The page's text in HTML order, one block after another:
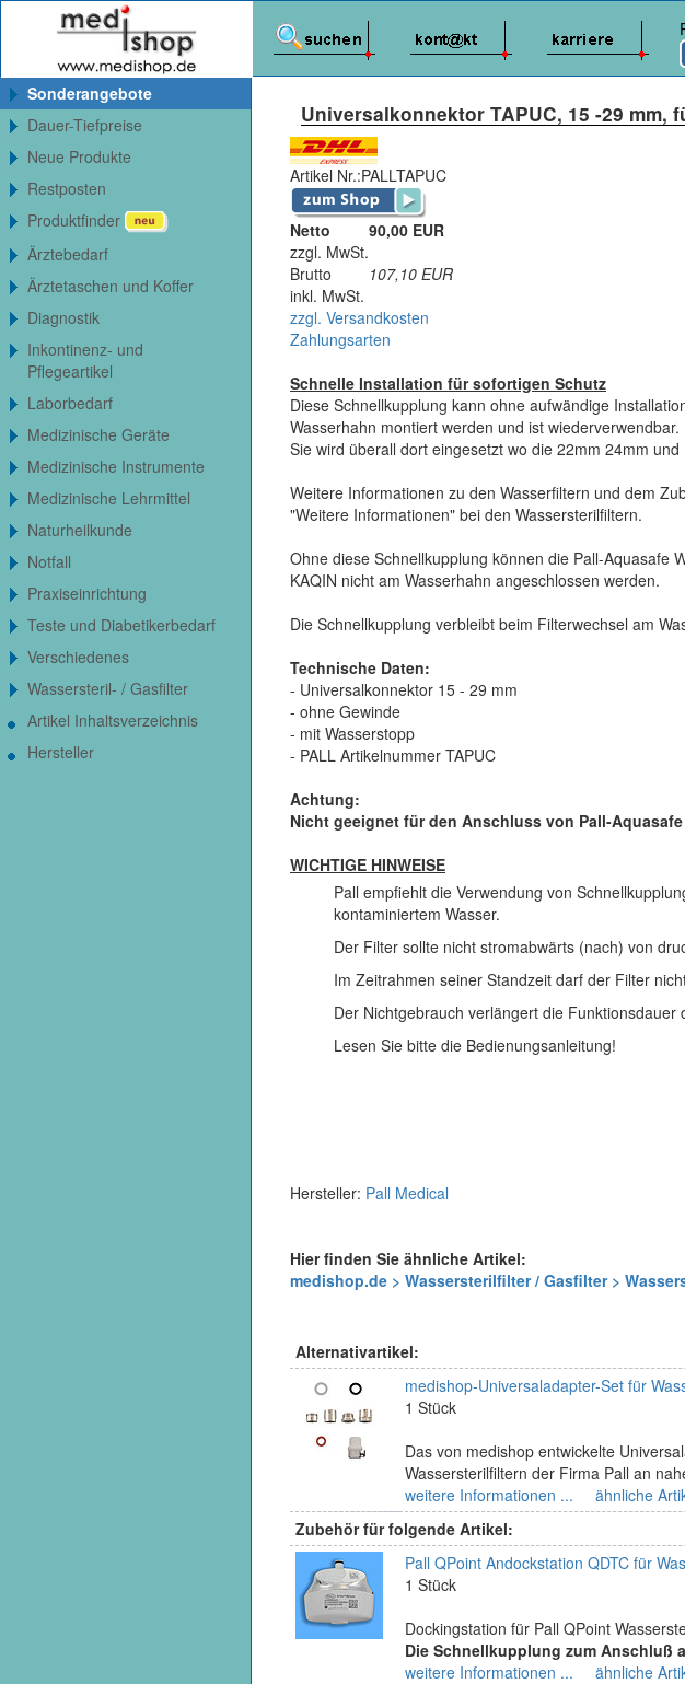
Universalkonnektor TAPUC, 15 -29 mm,
Artikel Nr.:PALLTAPUC
Netto
90,00 EUR
zzgl. MwSt.
Brutto
107,10 EUR
inkl. MwSt.
zzgl. Versandkosten
Zahlungsarten
Schnelle Installation für sofortigen Schutz
Diese Schnellkupplung kann ohne aufwändige
Wasserhahn montiert werden und ist wiederverwendbar.
Sie wird überall dort eingesetzt wo die 22mm 24mm
Weitere Informationen zu den Wasserfiltern und dem
"Weitere Informationen" bei den Wassersterilfiltern.
Ohne diese Schnellkupplung können die Pall-Aquasafe
KAQIN nicht am Wasserhahn angeschlossen werden.
Die Schnellkupplung verbleibt beim Filterwechsel am
Technische Daten:
- Universalkonnektor 15 - 29 mm
- ohne Gewinde
- mit Wasserstopp
- PALL Artikelnummer TAPUC
Achtung:
Nicht geeignet für den Anschluss von Pall-
WICHTIGE HINWEISE
Pall empfiehlt die Verwendung von
kontaminiertem Wasser.
Der Filter sollte nicht stromabwärts (nach) von
Im Zeitrahmen seiner Standzeit darf der Filter
Der Nichtgebrauch verlängert die Funktionsdauer
Lesen Sie bitte die Bedienungsanleitung!
Hersteller: Pall Medical
Hier finden Sie ähnliche Artikel:
medishop.de > Wassersterilfilter / Gasfilter >
Alternativartikel:
medishop-Universaladapter-Set für
1 Stück
Das von medishop entwickelte
Wassersterilfiltern der Firma Pall an
weitere Informationen ...
ähnliche
Zubehör für folgende Artikel:
Pall QPoint Andockstation QDTC für
1 Stück
Dockingstation für Pall QPoint
Die Schnellkupplung zum Anschluß
weitere Informationen ...
ähnliche
Sonderangebote
Dauer-Tiefpreise
Neue Produkte
Restposten
Produktfinder
Ärztebedarf
Ärztetaschen und Koffer
Diagnostik
Inkontinenz- und
Pflegeartikel
Laborbedarf
Medizinische Geräte
Medizinische Instrumente
Medizinische Lehrmittel
Naturheilkunde
Notfall
Praxiseinrichtung
Teste und Diabetikerbedarf
Verschiedenes
Wassersteril- / Gasfilter
Artikel Inhaltsverzeichnis
Hersteller